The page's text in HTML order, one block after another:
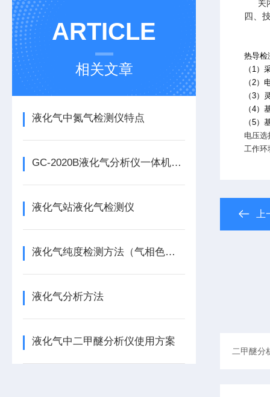
ARTICLE
相关文章
液化气中氮气检测仪特点
GC-2020B液化气分析仪一体机特点
液化气站液化气检测仪
液化气纯度检测方法（气相色谱法）
液化气分析方法
液化气中二甲醚分析仪使用方案
关
四、
热导检
（1）
（2）
（3）
（4）
（5）
电压选
工作